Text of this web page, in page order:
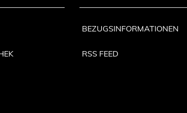
BEZUGSINFORMATIONEN
RSS FEED